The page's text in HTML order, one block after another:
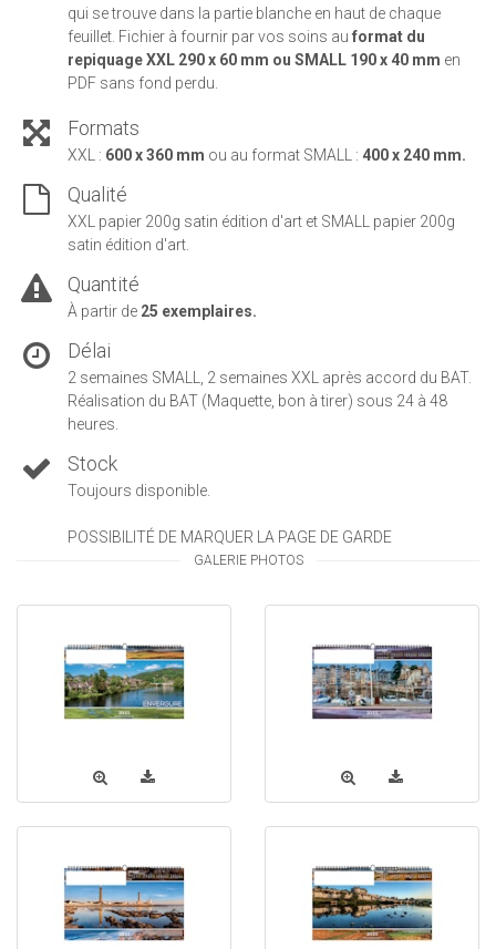
qui se trouve dans la partie blanche en haut de chaque
feuillet. Fichier à fournir par vos soins au format du
repiquageXXL 290 x 60 mm ou SMALL 190 x 40 mm en
PDF sans fond perdu.
Formats
XXL : 600 x 360 mm ou au format SMALL : 400 x 240 mm.
Qualité
XXL papier 200g satin édition d'art et SMALL papier 200g
satin édition d'art.
Quantité
À partir de 25 exemplaires.
Délai
2 semaines SMALL, 2 semaines XXL après accord du BAT.
Réalisation du BAT (Maquette, bon à tirer) sous 24 à 48
heures.
Stock
Toujours disponible.
POSSIBILITÉ DE MARQUER LA PAGE DE GARDE
GALERIE PHOTOS